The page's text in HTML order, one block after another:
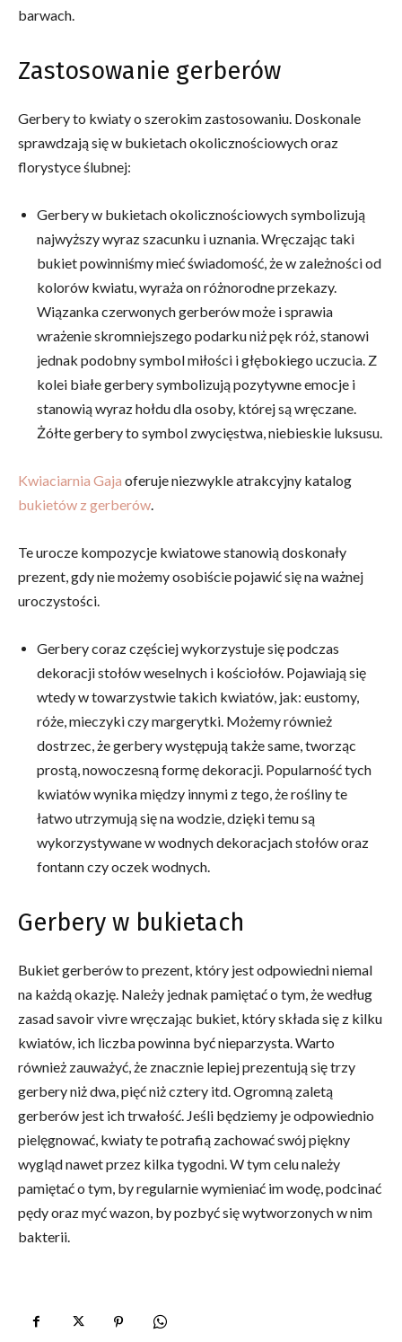
barwach.
Zastosowanie gerberów
Gerbery to kwiaty o szerokim zastosowaniu. Doskonale
sprawdzają się w bukietach okolicznościowych oraz
florystyce ślubnej:
Gerbery w bukietach okolicznościowych symbolizują
najwyższy wyraz szacunku i uznania. Wręczając taki
bukiet powinniśmy mieć świadomość, że w zależności od
kolorów kwiatu, wyraża on różnorodne przekazy.
Wiązanka czerwonych gerberów może i sprawia
wrażenie skromniejszego podarku niż pęk róż, stanowi
jednak podobny symbol miłości i głębokiego uczucia. Z
kolei białe gerbery symbolizują pozytywne emocje i
stanowią wyraz hołdu dla osoby, której są wręczane.
Żółte gerbery to symbol zwycięstwa, niebieskie luksusu.
Kwiaciarnia Gaja oferuje niezwykle atrakcyjny katalog
bukietów z gerberów
Te urocze kompozycje kwiatowe stanowią doskonały
prezent, gdy nie możemy osobiście pojawić się na ważnej
uroczystości.
Gerbery coraz częściej wykorzystuje się podczas
dekoracji stołów weselnych i kościołów. Pojawiają się
wtedy w towarzystwie takich kwiatów, jak: eustomy,
róże, mieczyki czy margerytki. Możemy również
dostrzec, że gerbery występują także same, tworząc
prostą, nowoczesną formę dekoracji. Popularność tych
kwiatów wynika między innymi z tego, że rośliny te
łatwo utrzymują się na wodzie, dzięki temu są
wykorzystywane w wodnych dekoracjach stołów oraz
fontann czy oczek wodnych.
Gerbery w bukietach
Bukiet gerberów to prezent, który jest odpowiedni niemal
na każdą okazję. Należy jednak pamiętać o tym, że według
zasad savoir vivre wręczając bukiet, który składa się z kilku
kwiatów, ich liczba powinna być nieparzysta. Warto
również zauważyć, że znacznie lepiej prezentują się trzy
gerbery niż dwa, pięć niż cztery itd. Ogromną zaletą
gerberów jest ich trwałość. Jeśli będziemy je odpowiednio
pielęgnować, kwiaty te potrafią zachować swój piękny
wygląd nawet przez kilka tygodni. W tym celu należy
pamiętać o tym, by regularnie wymieniać im wodę, podcinać
pędy oraz myć wazon, by pozbyć się wytworzonych w nim
bakterii.